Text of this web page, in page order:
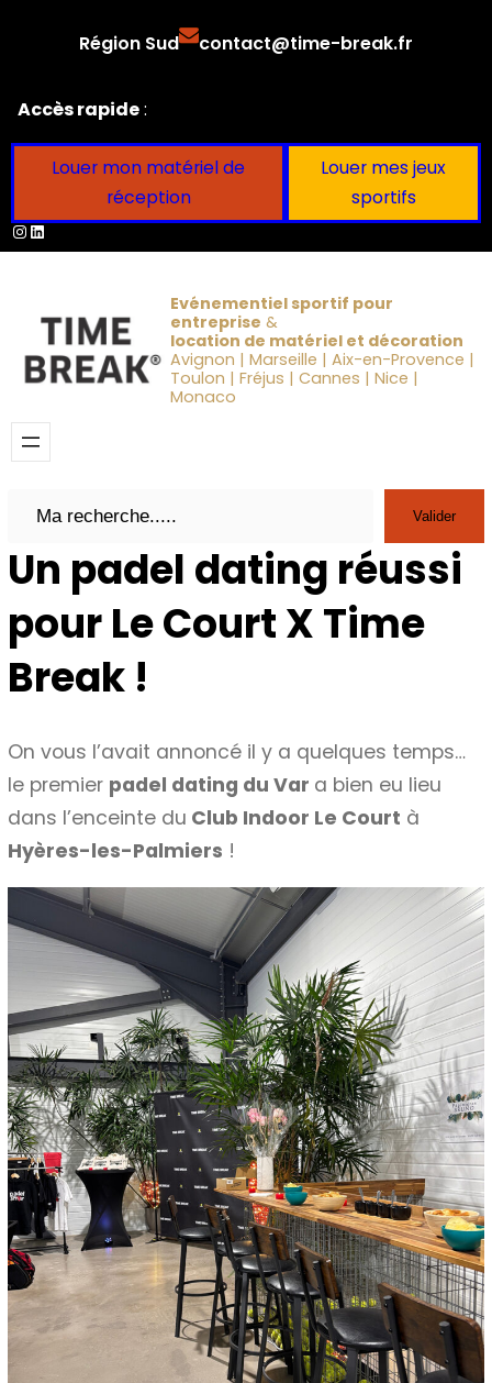
Région Sud contact@time-break.fr
Accès rapide:
Louer mon matériel de
réception
Louer mes jeux
sportifs
Instagram
LinkedIn
Evénementiel sportif pour
entreprise &
location de matériel et décoration
Avignon | Marseille | Aix-en-Provence |
Toulon | Fréjus | Cannes | Nice |
Monaco
Search Valider
Un padel dating réussi
pour Le Court X Time
Break !
On vous l’avait annoncé il y a quelques temps…
le premier padel dating du Var a bien eu lieu
dans l’enceinte du Club Indoor Le Court à
Hyères-les-Palmiers !